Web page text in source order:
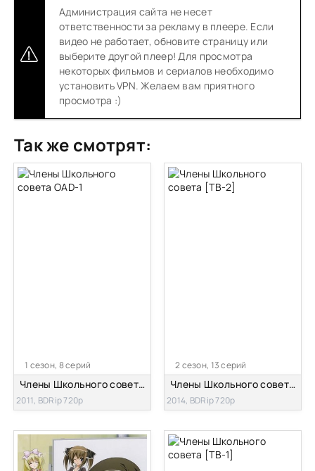
Администрация сайта не несет
ответственности за рекламу в плеере. Если
видео не работает, обновите страницу или
выберите другой плеер! Для просмотра
некоторых фильмов и сериалов необходимо
установить VPN. Желаем вам приятного
просмотра :)
Так же смотрят:
1 сезон, 8 серий
Члены Школьного совета OAD-1
2011, BDRip 720p
2 сезон, 13 серий
Члены Школьного совета [ТВ-2]
2014, BDRip 720p